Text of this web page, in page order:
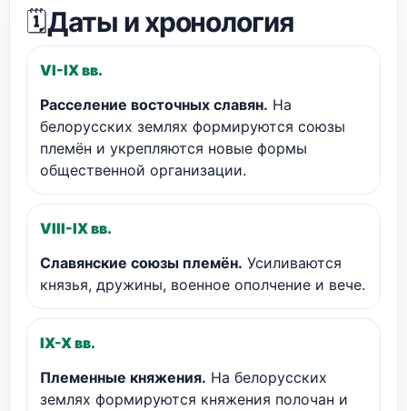
🗓️Даты и хронология
VI-IX вв.
Расселение восточных славян. На
белорусских землях формируются союзы
племён и укрепляются новые формы
общественной организации.
VIII-IX вв.
Славянские союзы племён. Усиливаются
князья, дружины, военное ополчение и вече.
IX-X вв.
Племенные княжения. На белорусских
землях формируются княжения полочан и